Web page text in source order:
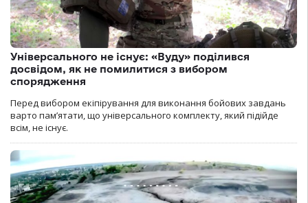
Універсального не існує: «Вуду» поділився
досвідом, як не помилитися з вибором
спорядження
Перед вибором екіпірування для виконання бойових завдань
варто пам’ятати, що універсального комплекту, який підійде
всім, не існує.